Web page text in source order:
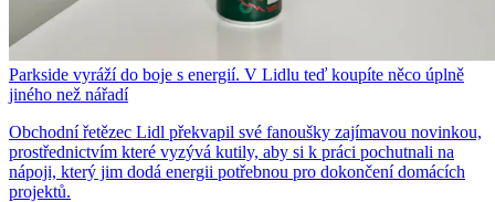
Parkside vyráží do boje s energií. V Lidlu teď koupíte něco úplně
jiného než nářadí
Obchodní řetězec Lidl překvapil své fanoušky zajímavou novinkou,
prostřednictvím které vyzývá kutily, aby si k práci pochutnali na
nápoji, který jim dodá energii potřebnou pro dokončení domácích
projektů.